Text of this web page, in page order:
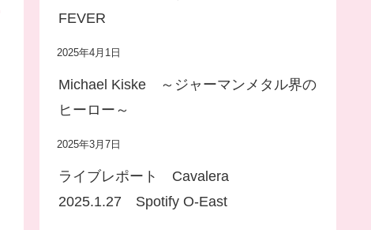
FEVER
2025年4月1日
Michael Kiske ～ジャーマンメタル界の
ヒーロー～
2025年3月7日
ライブレポート Cavalera
2025.1.27 Spotify O-East